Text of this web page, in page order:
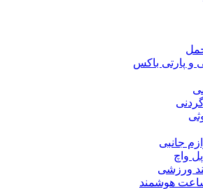
و پارتی باکس
جانبی
واچ
ورزشی
هوشمند